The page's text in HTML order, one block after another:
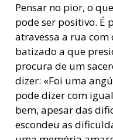
Pensar no pior, o
pode ser positivo. É
atravessa a rua
batizado a que
procura de um
dizer: «Foi uma
pode dizer com
bem, apesar das
escondeu as